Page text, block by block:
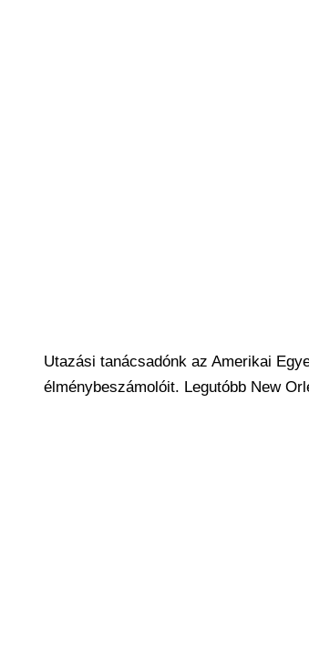
Utazási tanácsadónk az Amerikai
élménybeszámolóit. Legutóbb New